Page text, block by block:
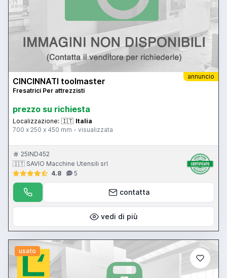
annuncio
CINCINNATI toolmaster
Fresatrici Per attrezzisti
prezzo su richiesta
Localizzazione: 🇮🇹 Italia
700 x 250 x 450 mm - visualizzata
25IND452
🇮🇹 SAVIO Macchine Utensili srl
4.8
5
contatta
vedi di più
usato